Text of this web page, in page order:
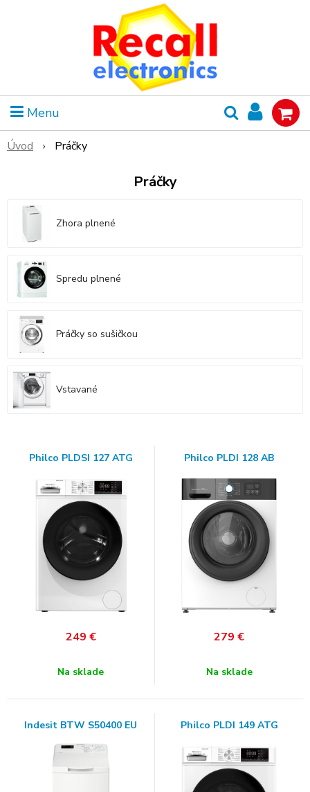
Menu
Úvod Práčky
Práčky
Zhora plnené
Spredu plnené
Práčky so sušičkou
Vstavané
Philco PLDSI 127 ATG
249 €
Na sklade
Philco PLDI 128 AB
279 €
Na sklade
Indesit BTW S50400 EU Philco PLDI 149 ATG